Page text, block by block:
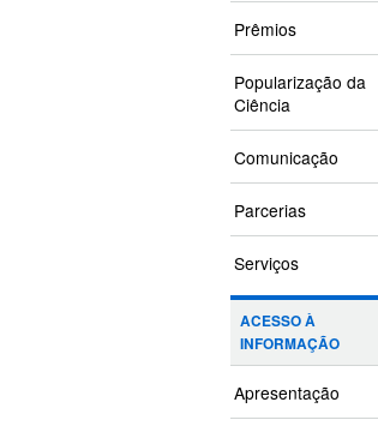
Prêmios
Popularização da
Ciência
Comunicação
Parcerias
Serviços
ACESSO À
INFORMAÇÃO
Apresentação